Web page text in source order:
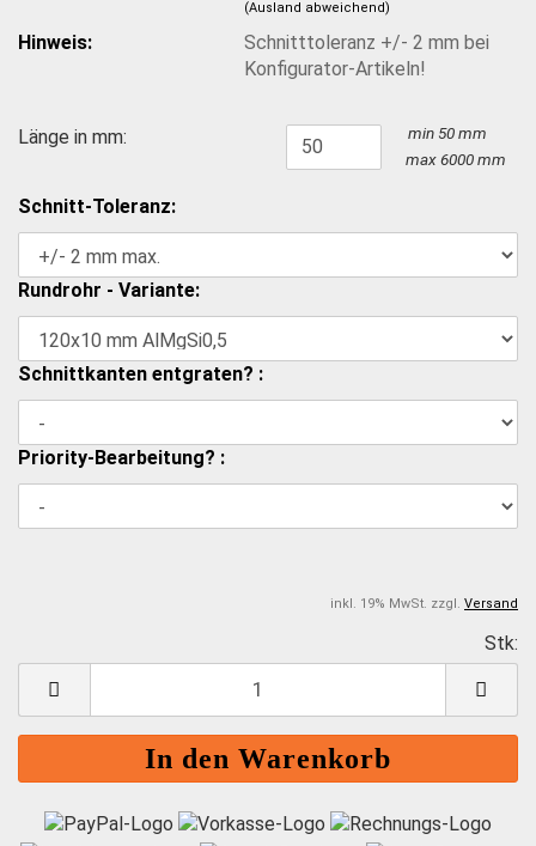
(Ausland abweichend)
Hinweis:
Schnitttoleranz +/- 2 mm bei
Konfigurator-Artikeln!
Länge in mm:
min 50 mm
max 6000 mm
Schnitt-Toleranz:
Rundrohr - Variante:
Schnittkanten entgraten? :
Priority-Bearbeitung? :
inkl. 19% MwSt. zzgl. Versand
Stk: